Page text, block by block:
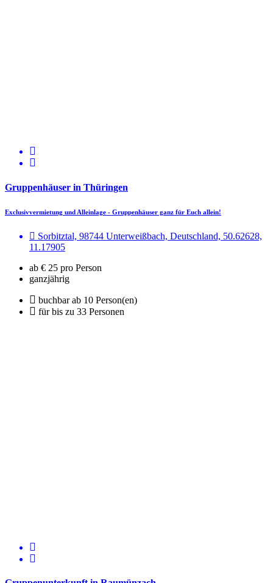
Gruppenhäuser in Thüringen
Exclusivvermietung und Alleinlage - Gruppenhäuser ganz für Euch allein!
Sorbitztal, 98744 Unterweißbach, Deutschland, 50.62628,
11.17905
ab € 25 pro Person
ganzjährig
buchbar ab 10 Person(en)
für bis zu 33 Personen